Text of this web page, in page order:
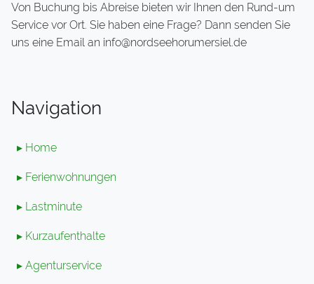
Von Buchung bis Abreise bieten wir Ihnen den Rund-um
Service vor Ort. Sie haben eine Frage? Dann senden Sie
uns eine Email an info@nordseehorumersiel.de
Navigation
▸ Home
▸ Ferienwohnungen
▸ Lastminute
▸ Kurzaufenthalte
▸ Agenturservice